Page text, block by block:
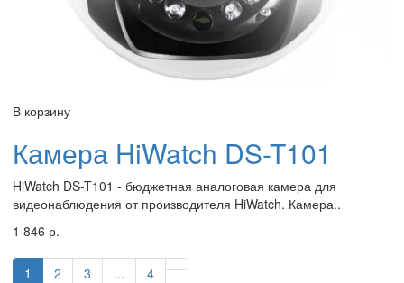
В корзину
Камера HiWatch DS-T101
HiWatch DS-T101 - бюджетная аналоговая камера для
видеонаблюдения от производителя HiWatch. Камера..
1 846 р.
1 2 3 ... 4